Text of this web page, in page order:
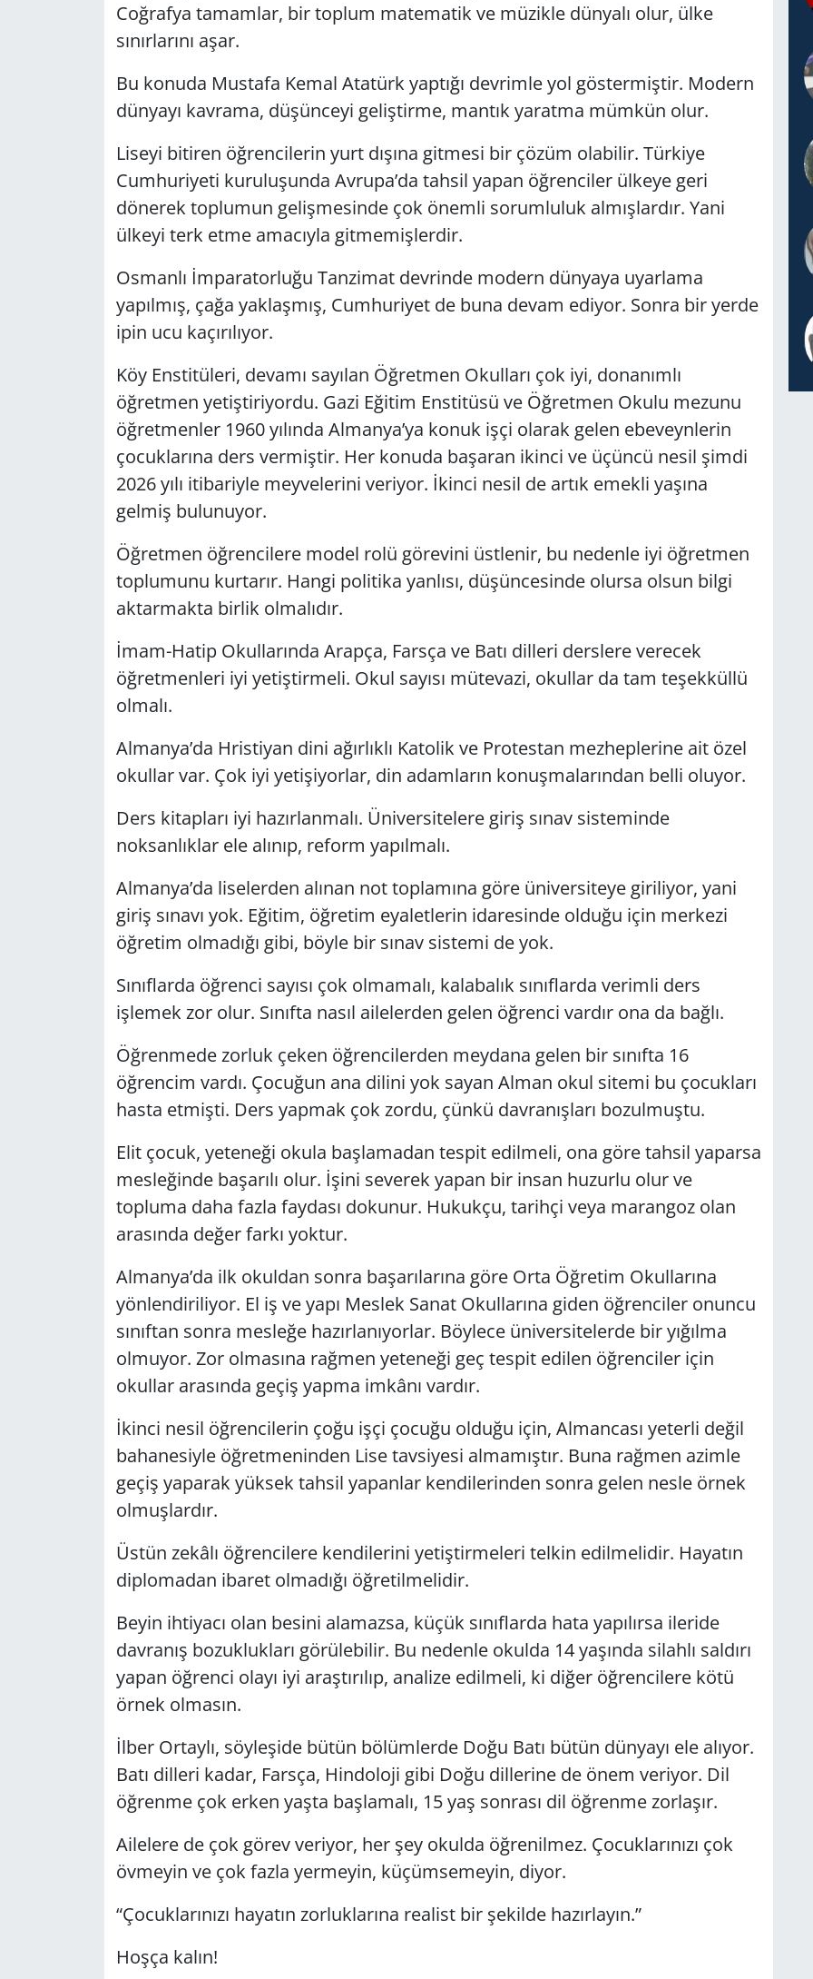
Coğrafya tamamlar, bir toplum matematik ve müzikle dünyalı olur, ülke
sınırlarını aşar.
Bu konuda Mustafa Kemal Atatürk yaptığı devrimle yol göstermiştir. Modern
dünyayı kavrama, düşünceyi geliştirme, mantık yaratma mümkün olur.
Liseyi bitiren öğrencilerin yurt dışına gitmesi bir çözüm olabilir. Türkiye
Cumhuriyeti kuruluşunda Avrupa’da tahsil yapan öğrenciler ülkeye geri
dönerek toplumun gelişmesinde çok önemli sorumluluk almışlardır. Yani
ülkeyi terk etme amacıyla gitmemişlerdir.
Osmanlı İmparatorluğu Tanzimat devrinde modern dünyaya uyarlama
yapılmış, çağa yaklaşmış, Cumhuriyet de buna devam ediyor. Sonra bir yerde
ipin ucu kaçırılıyor.
Köy Enstitüleri, devamı sayılan Öğretmen Okulları çok iyi, donanımlı
öğretmen yetiştiriyordu. Gazi Eğitim Enstitüsü ve Öğretmen Okulu mezunu
öğretmenler 1960 yılında Almanya’ya konuk işçi olarak gelen ebeveynlerin
çocuklarına ders vermiştir. Her konuda başaran ikinci ve üçüncü nesil şimdi
2026 yılı itibariyle meyvelerini veriyor. İkinci nesil de artık emekli yaşına
gelmiş bulunuyor.
Öğretmen öğrencilere model rolü görevini üstlenir, bu nedenle iyi öğretmen
toplumunu kurtarır. Hangi politika yanlısı, düşüncesinde olursa olsun bilgi
aktarmakta birlik olmalıdır.
İmam-Hatip Okullarında Arapça, Farsça ve Batı dilleri derslere verecek
öğretmenleri iyi yetiştirmeli. Okul sayısı mütevazi, okullar da tam teşekküllü
olmalı.
Almanya’da Hristiyan dini ağırlıklı Katolik ve Protestan mezheplerine ait özel
okullar var. Çok iyi yetişiyorlar, din adamların konuşmalarından belli oluyor.
Ders kitapları iyi hazırlanmalı. Üniversitelere giriş sınav sisteminde
noksanlıklar ele alınıp, reform yapılmalı.
Almanya’da liselerden alınan not toplamına göre üniversiteye giriliyor, yani
giriş sınavı yok. Eğitim, öğretim eyaletlerin idaresinde olduğu için merkezi
öğretim olmadığı gibi, böyle bir sınav sistemi de yok.
Sınıflarda öğrenci sayısı çok olmamalı, kalabalık sınıflarda verimli ders
işlemek zor olur. Sınıfta nasıl ailelerden gelen öğrenci vardır ona da bağlı.
Öğrenmede zorluk çeken öğrencilerden meydana gelen bir sınıfta 16
öğrencim vardı. Çocuğun ana dilini yok sayan Alman okul sitemi bu çocukları
hasta etmişti. Ders yapmak çok zordu, çünkü davranışları bozulmuştu.
Elit çocuk, yeteneği okula başlamadan tespit edilmeli, ona göre tahsil yaparsa
mesleğinde başarılı olur. İşini severek yapan bir insan huzurlu olur ve
topluma daha fazla faydası dokunur. Hukukçu, tarihçi veya marangoz olan
arasında değer farkı yoktur.
Almanya’da ilk okuldan sonra başarılarına göre Orta Öğretim Okullarına
yönlendiriliyor. El iş ve yapı Meslek Sanat Okullarına giden öğrenciler onuncu
sınıftan sonra mesleğe hazırlanıyorlar. Böylece üniversitelerde bir yığılma
olmuyor. Zor olmasına rağmen yeteneği geç tespit edilen öğrenciler için
okullar arasında geçiş yapma imkânı vardır.
İkinci nesil öğrencilerin çoğu işçi çocuğu olduğu için, Almancası yeterli değil
bahanesiyle öğretmeninden Lise tavsiyesi almamıştır. Buna rağmen azimle
geçiş yaparak yüksek tahsil yapanlar kendilerinden sonra gelen nesle örnek
olmuşlardır.
Üstün zekâlı öğrencilere kendilerini yetiştirmeleri telkin edilmelidir. Hayatın
diplomadan ibaret olmadığı öğretilmelidir.
Beyin ihtiyacı olan besini alamazsa, küçük sınıflarda hata yapılırsa ileride
davranış bozuklukları görülebilir. Bu nedenle okulda 14 yaşında silahlı saldırı
yapan öğrenci olayı iyi araştırılıp, analize edilmeli, ki diğer öğrencilere kötü
örnek olmasın.
İlber Ortaylı, söyleşide bütün bölümlerde Doğu Batı bütün dünyayı ele alıyor.
Batı dilleri kadar, Farsça, Hindoloji gibi Doğu dillerine de önem veriyor. Dil
öğrenme çok erken yaşta başlamalı, 15 yaş sonrası dil öğrenme zorlaşır.
Ailelere de çok görev veriyor, her şey okulda öğrenilmez. Çocuklarınızı çok
övmeyin ve çok fazla yermeyin, küçümsemeyin, diyor.
“Çocuklarınızı hayatın zorluklarına realist bir şekilde hazırlayın.”
Hoşça kalın!